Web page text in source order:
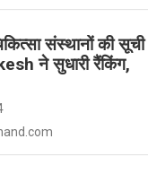
संस्थानों की सूची
ने सुधारी रैंकिंग,